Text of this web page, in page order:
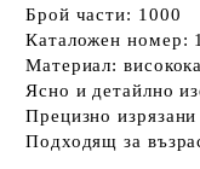
Брой части: 1000
Каталожен номер:
Материал:
Ясно и детайлно
Прецизно
Подходящ за